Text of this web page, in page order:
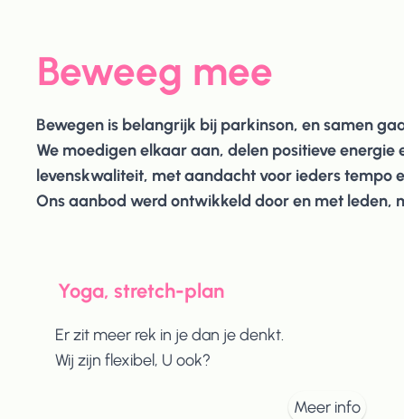
Bewegen is belangrijk bij parkinson, en samen
We moedigen elkaar aan, delen positieve
levenskwaliteit, met aandacht voor ieders tempo
Ons aanbod werd ontwikkeld door en met leden,
Yoga, stretch-plan
Er zit meer rek in je dan je denkt.
Wij zijn flexibel, U ook?
Meer info
Beweeg mee